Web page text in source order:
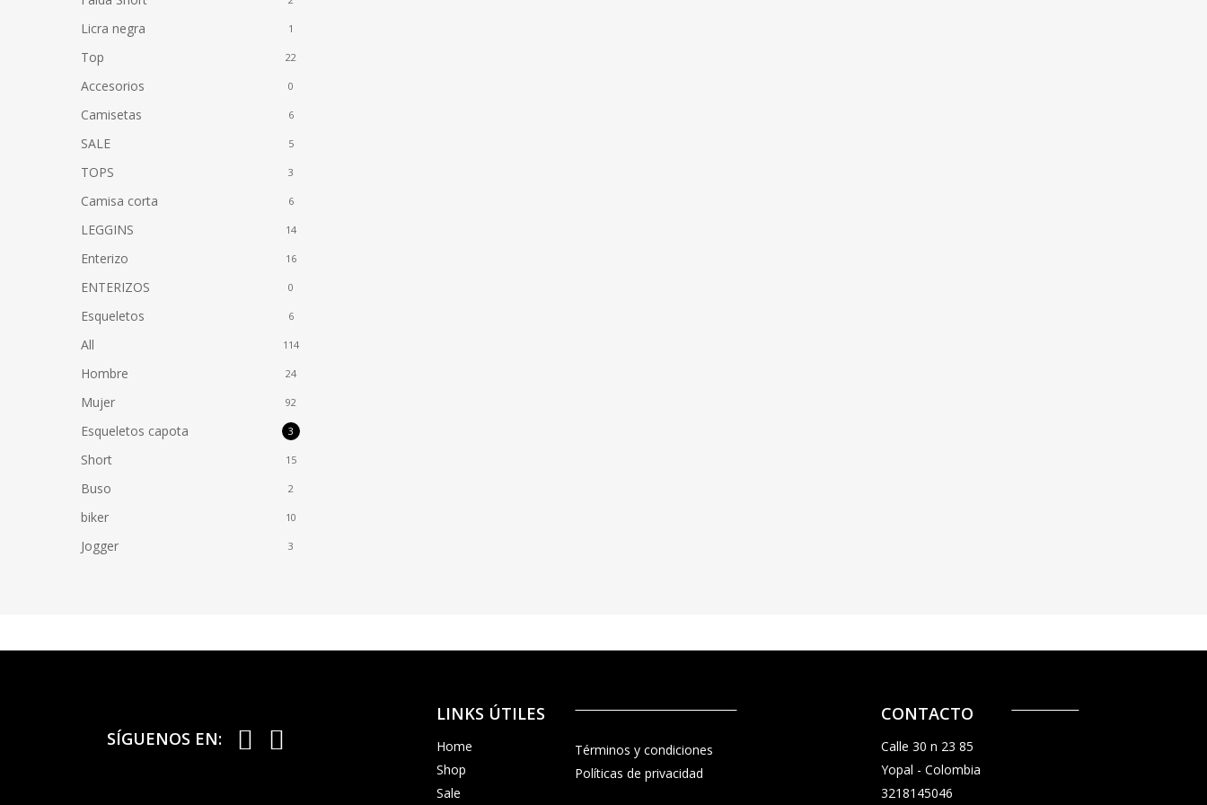
Licra negra 1
Top 22
Accesorios 0
Camisetas 6
SALE 5
TOPS 3
Camisa corta 6
LEGGINS 14
Enterizo 16
ENTERIZOS 0
Esqueletos 6
All 114
Hombre 24
Mujer 92
Esqueletos capota 3
Short 15
Buso 2
biker 10
Jogger 3
SÍGUENOS EN:
LINKS ÚTILES
Home
Shop
Sale
Términos y condiciones
Políticas de privacidad
CONTACTO
Calle 30 n 23 85
Yopal - Colombia
3218145046